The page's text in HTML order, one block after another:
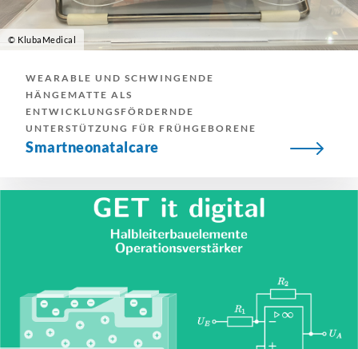
© KlubaMedical
WEARABLE UND SCHWINGENDE
HÄNGEMATTE ALS
ENTWICKLUNGSFÖRDERNDE
UNTERSTÜTZUNG FÜR FRÜHGEBORENE
Smartneonatalcare